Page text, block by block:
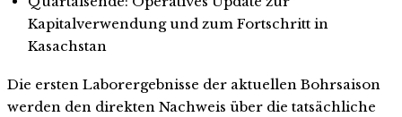
Kapitalverwendung und zum Fortschritt in
Kasachstan
Die ersten Laborergebnisse der aktuellen Bohrsaison
werden den direkten Nachweis über die tatsächliche